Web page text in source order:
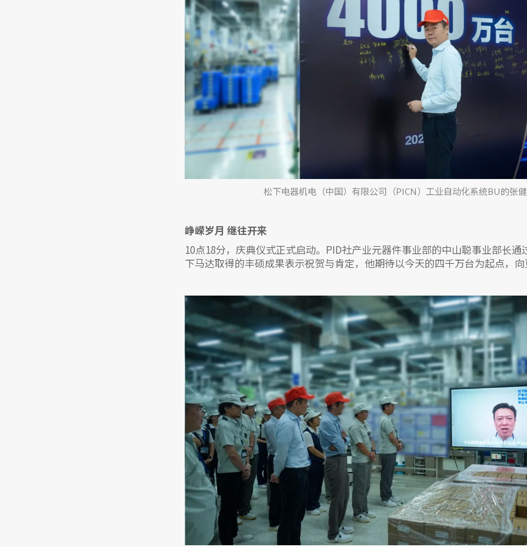
松下电器机电（中国）有限公司（PICN）工业自动化系统BU的张
峥嵘岁月 继往开来
10点18分，庆典仪式正式启动。PID社产业元器件事业部的中山聪事业部长
下马达取得的丰硕成果表示祝贺与肯定，他期待以今天的四千万台为起点，